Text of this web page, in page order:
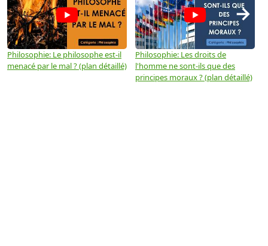
Philosophie: Le philosophe est-il
menacé par le mal ? (plan détaillé)
Philosophie: Les droits de
l'homme ne sont-ils que des
principes moraux ? (plan détaillé)
→